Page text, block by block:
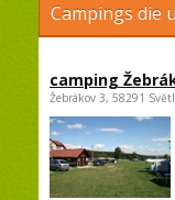
Campings die
camping
Žebrákov 3, 58291